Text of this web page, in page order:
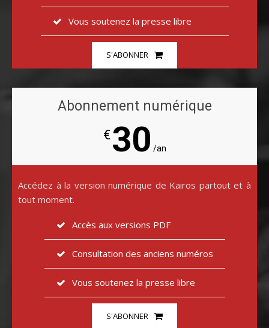
Vous soutenez la presse libre
S'ABONNER
Abonnement numérique
€30 /an
Accédez à la version numérique de Kairos partout et à
tout moment.
Accès aux versions PDF
Consultation des anciens numéros
Vous soutenez la presse libre
S'ABONNER